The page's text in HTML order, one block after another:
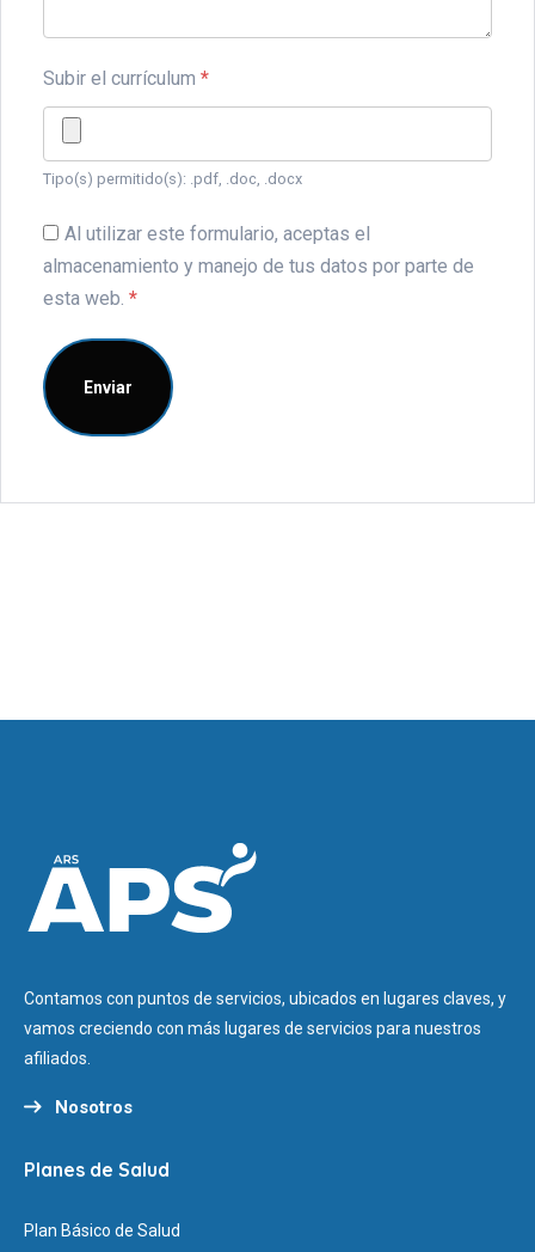
Subir el currículum *
Tipo(s) permitido(s): .pdf, .doc, .docx
Al utilizar este formulario, aceptas el
almacenamiento y manejo de tus datos por parte de
esta web. *
Contamos con puntos de servicios, ubicados en lugares claves, y
vamos creciendo con más lugares de servicios para nuestros
afiliados.
Nosotros
Planes de Salud
Plan Básico de Salud